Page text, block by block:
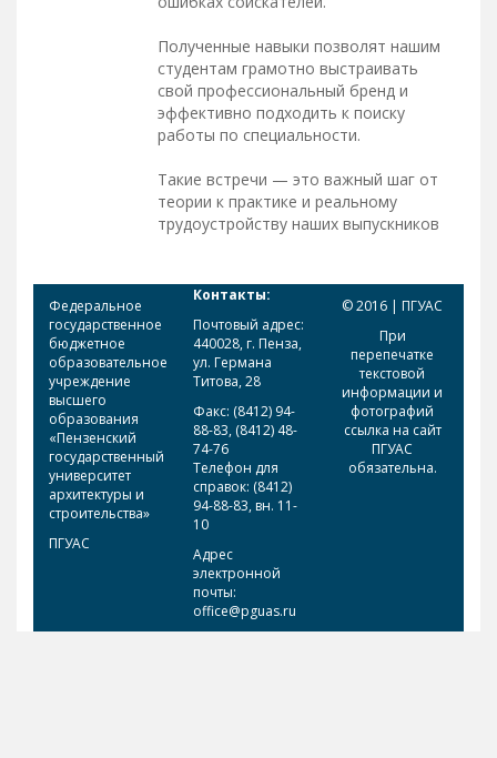
Полученные навыки позволят нашим
студентам грамотно выстраивать
свой профессиональный бренд и
эффективно подходить к поиску
работы по специальности.
Такие встречи — это важный шаг от
теории к практике и реальному
трудоустройству наших выпускников
Федеральное
государственное
бюджетное
образовательное
учреждение
высшего
образования
«Пензенский
государственный
университет
архитектуры и
строительства»
ПГУАС
Контакты:
Почтовый адрес:
440028, г. Пенза,
ул. Германа
Титова, 28
Факс: (8412) 94-
88-83, (8412) 48-
74-76
Телефон для
справок: (8412)
94-88-83, вн. 11-
10
Адрес
электронной
почты:
office@pguas.ru
© 2016 | ПГУАС
При
перепечатке
текстовой
информации и
фотографий
ссылка на сайт
ПГУАС
обязательна.